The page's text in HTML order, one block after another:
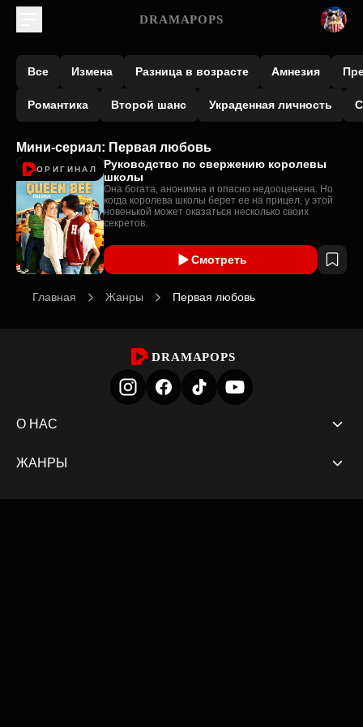
DRAMAPOPS
Все Измена Разница в возрасте Амнезия
Романтика Второй шанс Украденная личность
Мини-сериал: Первая любовь
ОРИГИНАЛ
Руководство по свержению королевы
школы
Она богата, анонимна и опасно недооценена. Но
когда королева школы берет ее на прицел, у этой
новенькой может оказаться несколько своих
секретов.
Смотреть
Главная Жанры Первая любовь
DRAMAPOPS
О НАС
ЖАНРЫ